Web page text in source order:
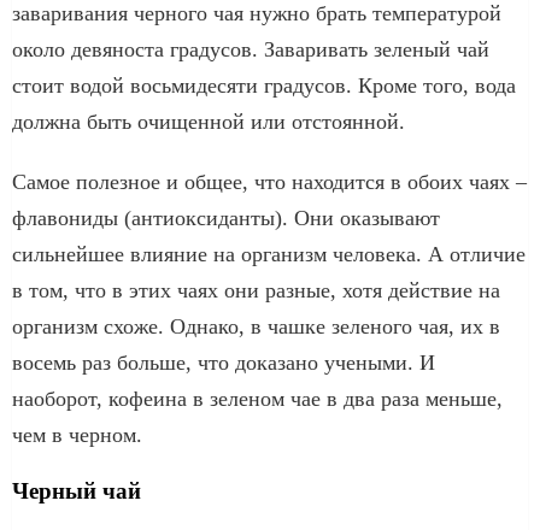
заваривания черного чая нужно брать температурой
около девяноста градусов. Заваривать зеленый чай
стоит водой восьмидесяти градусов. Кроме того, вода
должна быть очищенной или отстоянной.
Самое полезное и общее, что находится в обоих чаях –
флавониды (антиоксиданты). Они оказывают
сильнейшее влияние на организм человека. А отличие
в том, что в этих чаях они разные, хотя действие на
организм схоже. Однако, в чашке зеленого чая, их в
восемь раз больше, что доказано учеными. И
наоборот, кофеина в зеленом чае в два раза меньше,
чем в черном.
Черный чай